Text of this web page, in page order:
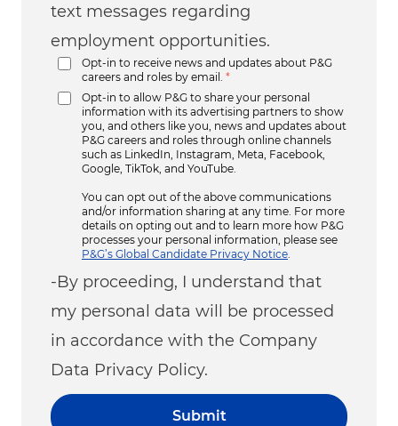
text messages regarding
employment opportunities.
Opt-in to receive news and updates about P&G
careers and roles by email.
*
Opt-in to allow P&G to share your personal
information with its advertising partners to show
you, and others like you, news and updates about
P&G careers and roles through online channels
such as LinkedIn, Instagram, Meta, Facebook,
Google, TikTok, and YouTube.
You can opt out of the above communications
and/or information sharing at any time. For more
details on opting out and to learn more how P&G
processes your personal information, please see
P&G’s Global Candidate Privacy Notice
-By proceeding, I understand that
my personal data will be processed
in accordance with the Company
Data Privacy Policy.
Submit